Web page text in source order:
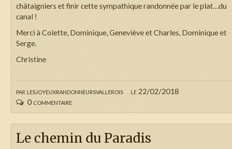
par lesjoyeuxrandonneursvallerois
le 22/02/2018
0 commentaire
châtaigniers et finir cette sympathique randonnée par le plat…du
canal !
Merci à Colette, Dominique, Geneviève et Charles, Dominique et
Serge.
Christine
Le chemin du Paradis